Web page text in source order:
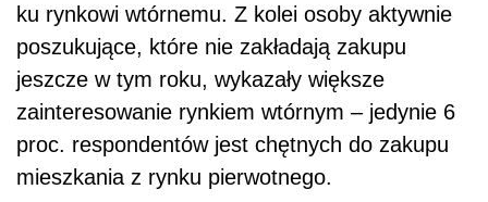
ku rynkowi wtórnemu. Z kolei osoby aktywnie
poszukujące, które nie zakładają zakupu
jeszcze w tym roku, wykazały większe
zainteresowanie rynkiem wtórnym – jedynie 6
proc. respondentów jest chętnych do zakupu
mieszkania z rynku pierwotnego.